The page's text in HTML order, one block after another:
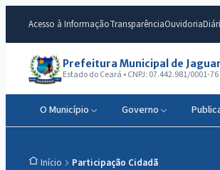
Acesso à InformaçãoTransparênciaOuvidoria
Prefeitura Municipal de
Estado do Ceará • CNPJ: 07.442.981/0001-76
O Município Governo
Início Participação Cidadã